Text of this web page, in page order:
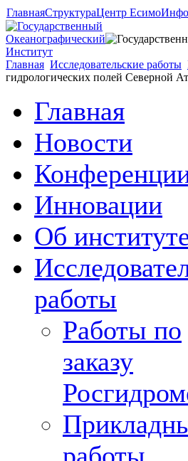
ГлавнаяСтруктураЦентр Есимо
Главная Исследовательские работы
гидрологических полей Северной
Главная
Новости
Инновации
Об
работы
Работы по
заказу